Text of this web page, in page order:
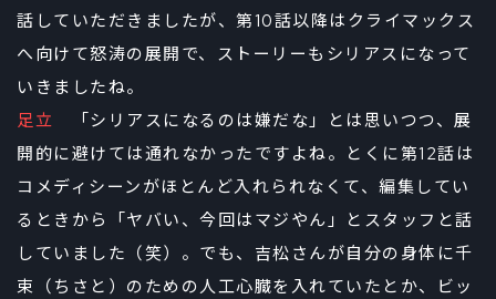
話していただきましたが、第10話以降はクライマックス
へ向けて怒涛の展開で、ストーリーもシリアスになって
いきましたね。
足立 「シリアスになるのは嫌だな」とは思いつつ、展
開的に避けては通れなかったですよね。とくに第12話は
コメディシーンがほとんど入れられなくて、編集してい
るときから「ヤバい、今回はマジやん」とスタッフと話
していました（笑）。でも、吉松さんが自分の身体に千
束（ちさと）のための人工心臓を入れていたとか、ビッ